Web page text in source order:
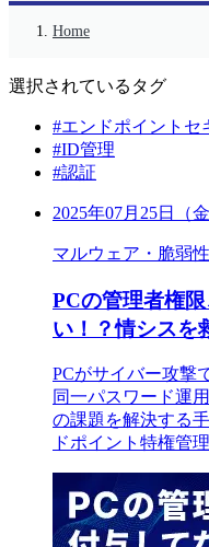
Home
選択されているタグ
#エンドポイントセ
#ID管理
#認証
2025年07月25日（金
マルウェア・脆弱
PCの管理者権
い！？情シスを
PCがサイバー攻撃
同一パスワード運
の課題を解決する
ドポイント特権管